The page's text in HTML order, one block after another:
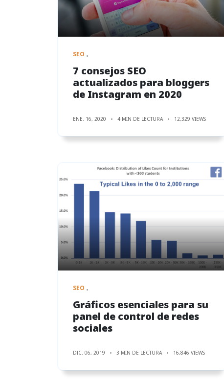
SEO
7 consejos SEO
actualizados para bloggers
de Instagram en 2020
ENE. 16, 2020 4 MIN DE LECTURA 12,329 VIEWS
SEO
Gráficos esenciales para su
panel de control de redes
sociales
DIC. 06, 2019 3 MIN DE LECTURA 16,846 VIEWS